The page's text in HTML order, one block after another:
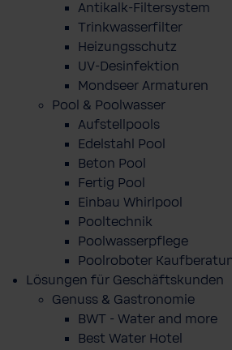
Antikalk-Filtersystem
Trinkwasserfilter
Heizungsschutz
UV-Desinfektion
Mondseer Armaturen
Pool & Poolwasser
Aufstellpools
Edelstahl Pool
Beton Pool
Fertig Pool
Einbau Whirlpool
Pooltechnik
Poolwasserpflege
Poolroboter
Lösungen für Geschäftskunden
Genuss & Gastronomie
BWT - Water and more
Best Water Hotel